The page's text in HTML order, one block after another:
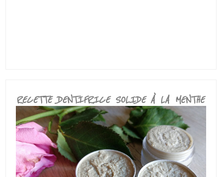
RECETTE DENTIFRICE SOLIDE À LA MENTHE